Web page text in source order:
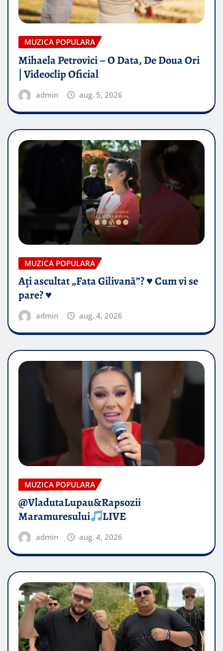
MUZICA POPULARA
Mihaela Petrovici – O Data, De Doua Ori
| Videoclip Oficial
admin aug. 5, 2026
MUZICA POPULARA
Ați ascultat „Fata Gilivană”? ♥️ Cum vi se
pare? ♥️
admin aug. 4, 2026
MUZICA POPULARA
@VladutaLupau&Rapsozii
Maramuresului
LIVE
admin aug. 4, 2026